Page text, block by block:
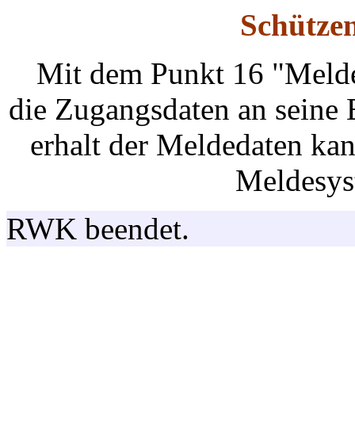
Mit dem Punkt 16
die Zugangsdaten an seine
erhalt der Meldedaten
RWK beendet.